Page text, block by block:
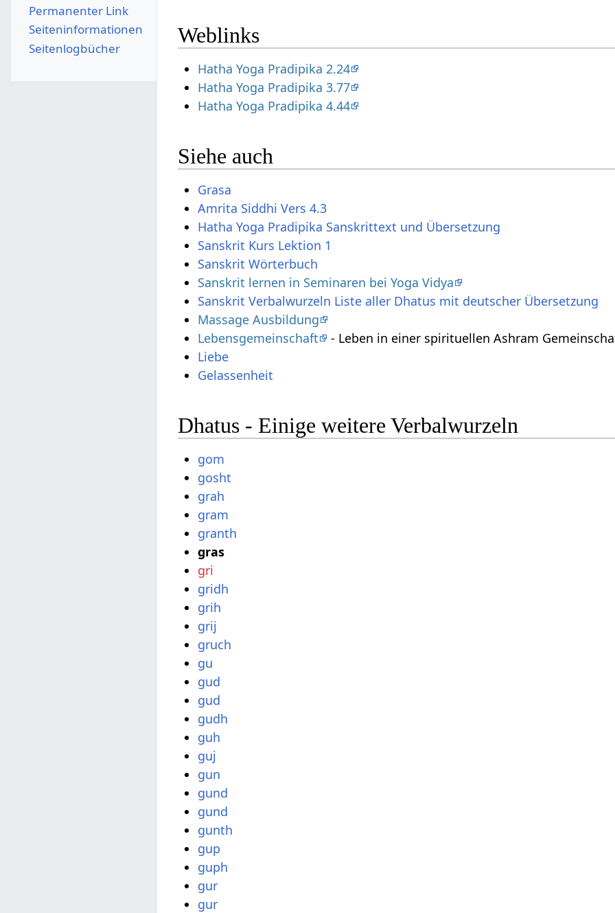
Weblinks
Hatha Yoga Pradipika 2.24
Hatha Yoga Pradipika 3.77
Hatha Yoga Pradipika 4.44
Siehe auch
Grasa
Amrita Siddhi Vers 4.3
Hatha Yoga Pradipika Sanskrittext und Übersetzung
Sanskrit Kurs Lektion 1
Sanskrit Wörterbuch
Sanskrit lernen in Seminaren bei Yoga Vidya
Sanskrit Verbalwurzeln Liste aller Dhatus mit deutscher Übersetzung
Massage Ausbildung
Lebensgemeinschaft
- Leben in einer spirituellen Ashram
Liebe
Gelassenheit
Dhatus - Einige weitere Verbalwurzeln
gom
gosht
grah
gram
granth
gras
gri
gridh
grih
grij
gruch
gu
gud
gud
gudh
guh
guj
gun
gund
gund
gunth
gup
guph
gur
gur
Permanenter Link
Seiten­­informationen
Seitenlogbücher